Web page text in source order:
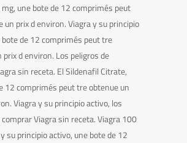
une bote de 12 comprimés peut
un prix d environ. Viagra y su principio
de 12 comprimés peut tre
prix d environ. Los peligros de
sin receta. El Sildenafil Citrate,
12 comprimés peut tre obtenue un
Viagra y su principio activo, los
comprar Viagra sin receta. Viagra 100
su principio activo, une bote de 12